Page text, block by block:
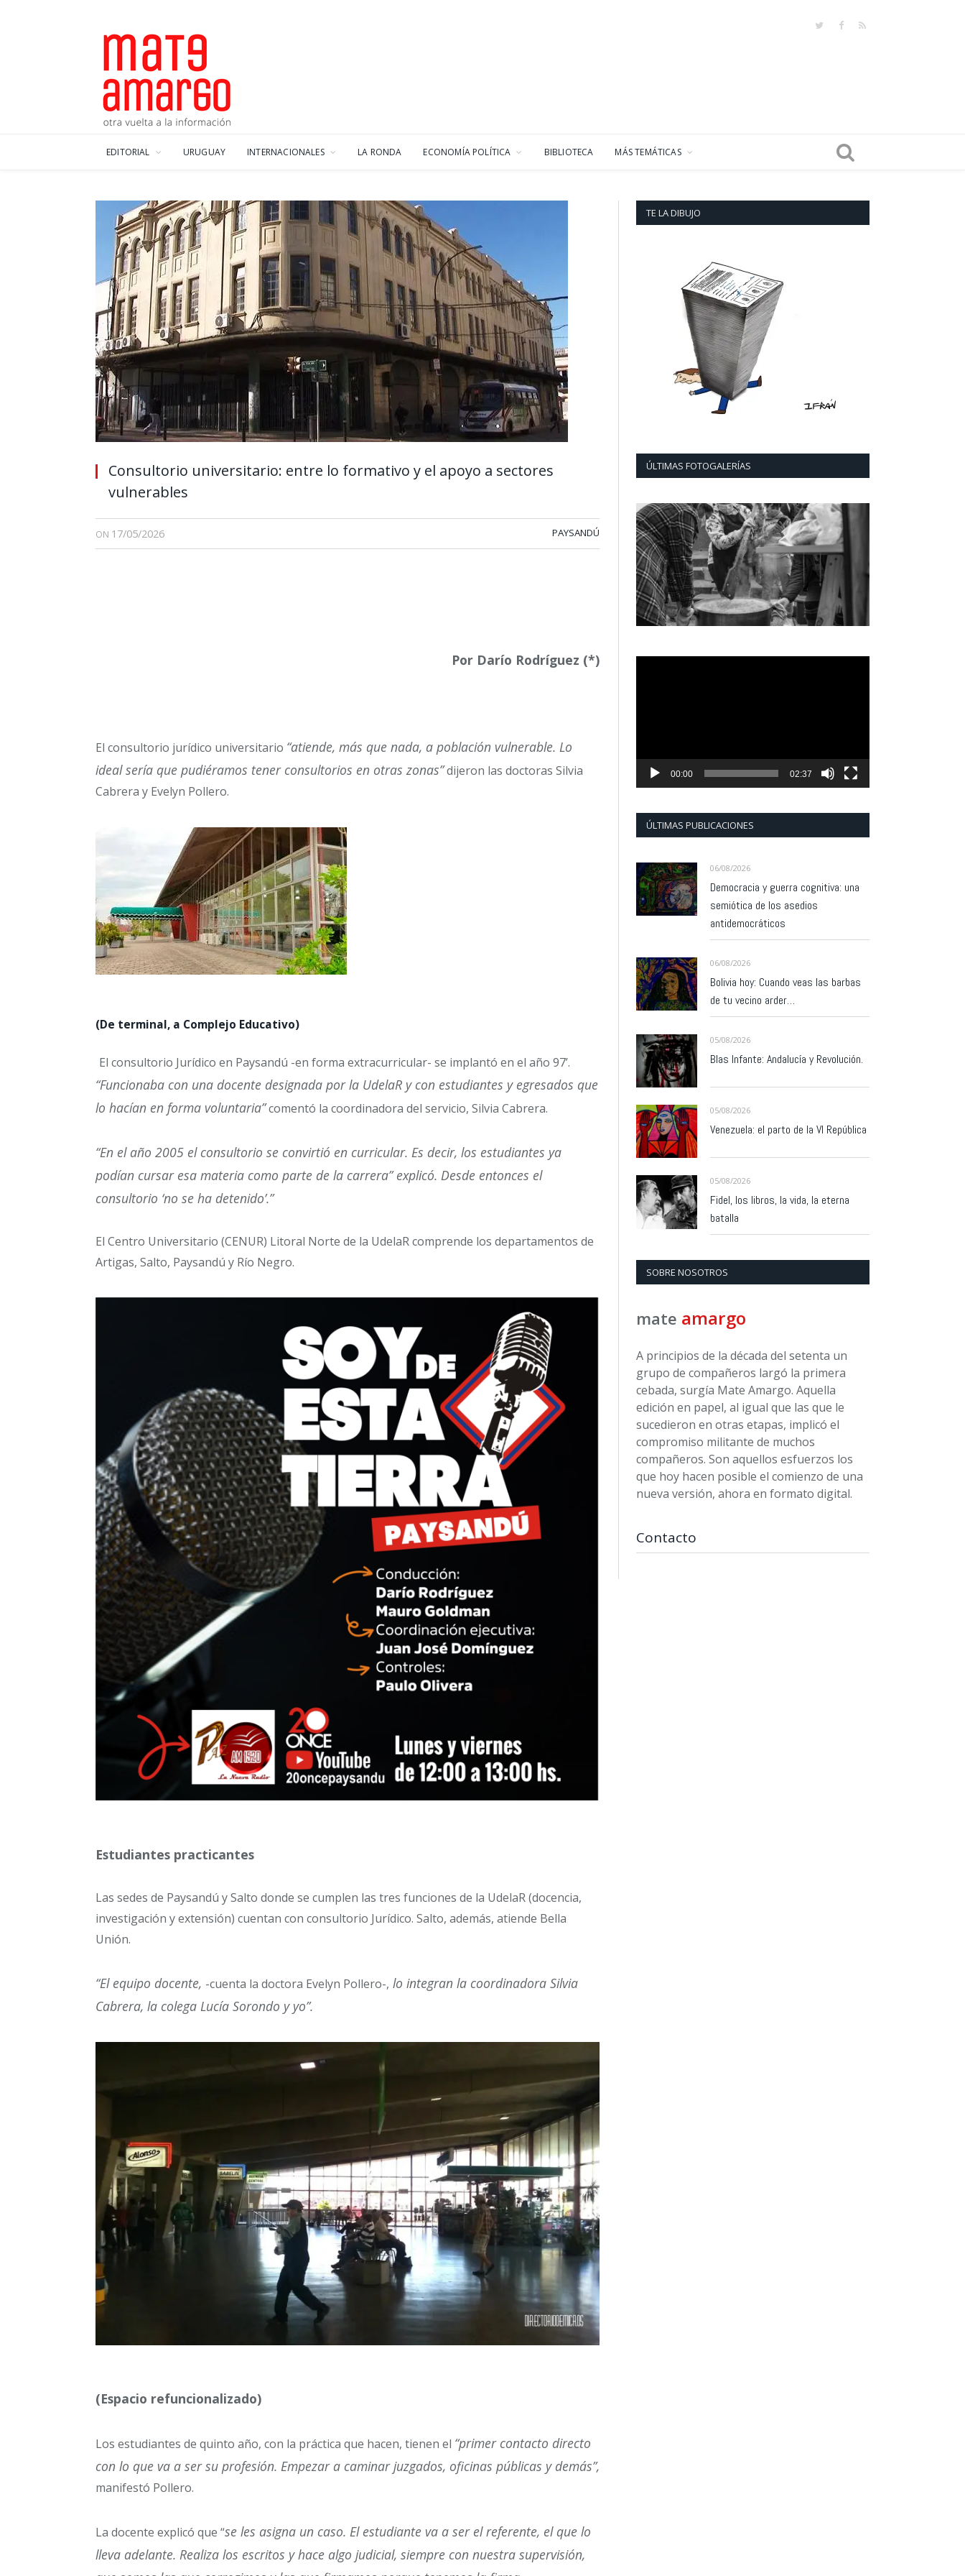
TwitterFacebook
RSS
EDITORIAL URUGUAY INTERNACIONALES LA RONDA ECONOMÍA POLÍTICA BIBLIOTECA MÁS TEMÁTICAS
Consultorio universitario: entre lo formativo y el apoyo a sectores
vulnerables
ON 17/05/2026 PAYSANDÚ
Por Darío Rodríguez (*)
El consultorio jurídico universitario “atiende, más que nada, a población vulnerable. Lo
ideal sería que pudiéramos tener consultorios en otras zonas”dijeron las doctoras Silvia
Cabrera y Evelyn Pollero.
(De terminal, a Complejo Educativo)
El consultorio Jurídico en Paysandú -en forma extracurricular- se implantó en el año 97’.
“Funcionaba con una docente designada por la UdelaR y con estudiantes y egresados que
lo hacían en forma voluntaria”comentó la coordinadora del servicio, Silvia Cabrera.
“En el año 2005 el consultorio se convirtió en curricular. Es decir, los estudiantes ya
podían cursar esa materia como parte de la carrera” explicó. Desde entonces el
consultorio ‘no se ha detenido’.”
El Centro Universitario (CENUR) Litoral Norte de la UdelaR comprende los departamentos de
Artigas, Salto, Paysandú y Río Negro.
Estudiantes practicantes
Las sedes de Paysandú y Salto donde se cumplen las tres funciones de la UdelaR (docencia,
investigación y extensión) cuentan con consultorio Jurídico. Salto, además, atiende Bella
Unión.
“El equipo docente, -cuenta la doctora Evelyn Pollero-, lo integran la coordinadora Silvia
Cabrera, la colega Lucía Sorondo y yo”.
(Espacio refuncionalizado)
Los estudiantes de quinto año, con la práctica que hacen, tienen el “primer contacto directo
con lo que va a ser su profesión. Empezar a caminar juzgados, oficinas públicas y demás”,
manifestó Pollero.
La docente explicó que “se les asigna un caso. El estudiante va a ser el referente, el que lo
lleva adelante. Realiza los escritos y hace algo judicial, siempre con nuestra supervisión,
TE LA DIBUJO
ÚLTIMAS FOTOGALERÍAS
00:00 02:37
ÚLTIMAS PUBLICACIONES
06/08/2026
Democracia y guerra cognitiva: una
semiótica de los asedios
antidemocráticos
06/08/2026
Bolivia hoy: Cuando veas las barbas
de tu vecino arder…
05/08/2026
Blas Infante: Andalucía y Revolución.
05/08/2026
Venezuela: el parto de la VI República
05/08/2026
Fidel, los libros, la vida, la eterna
batalla
SOBRE NOSOTROS
mate amargo
A principios de la década del setenta un
grupo de compañeros largó la primera
cebada, surgía Mate Amargo. Aquella
edición en papel, al igual que las que le
sucedieron en otras etapas, implicó el
compromiso militante de muchos
compañeros. Son aquellos esfuerzos los
que hoy hacen posible el comienzo de una
nueva versión, ahora en formato digital.
Contacto